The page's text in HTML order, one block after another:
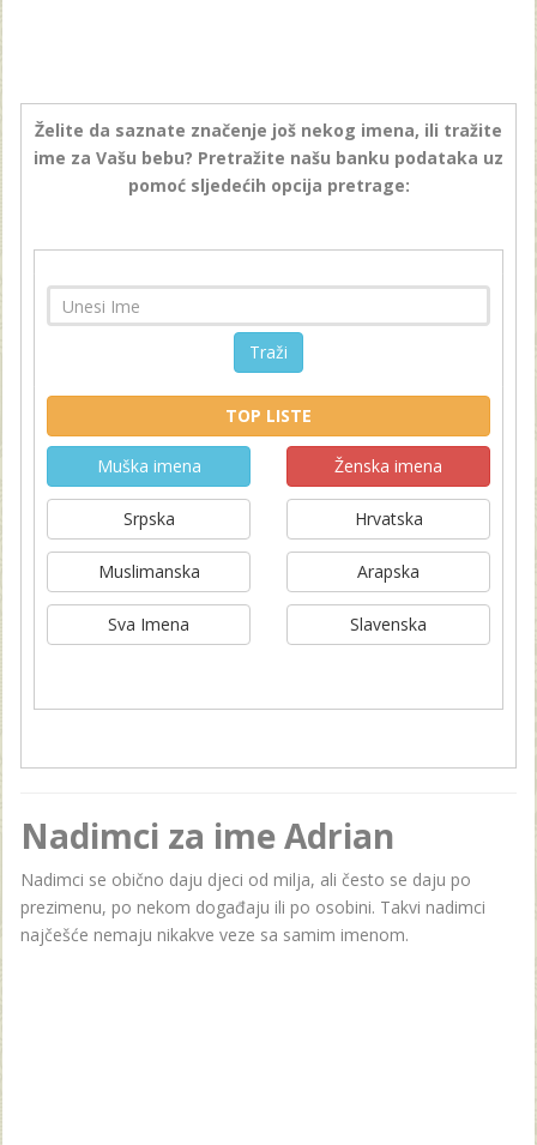
Želite da saznate značenje još nekog imena, ili tražite
ime za Vašu bebu? Pretražite našu banku podataka uz
pomoć sljedećih opcija pretrage:
Traži
TOP LISTE
Muška imena Ženska imena
Srpska Hrvatska
Muslimanska Arapska
Sva Imena Slavenska
Nadimci za ime Adrian
Nadimci se obično daju djeci od milja, ali često se daju po
prezimenu, po nekom događaju ili po osobini. Takvi nadimci
najčešće nemaju nikakve veze sa samim imenom.